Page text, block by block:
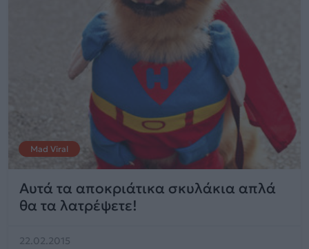
Mad Viral
Αυτά τα αποκριάτικα σκυλάκια απλά
θα τα λατρέψετε!
22.02.2015